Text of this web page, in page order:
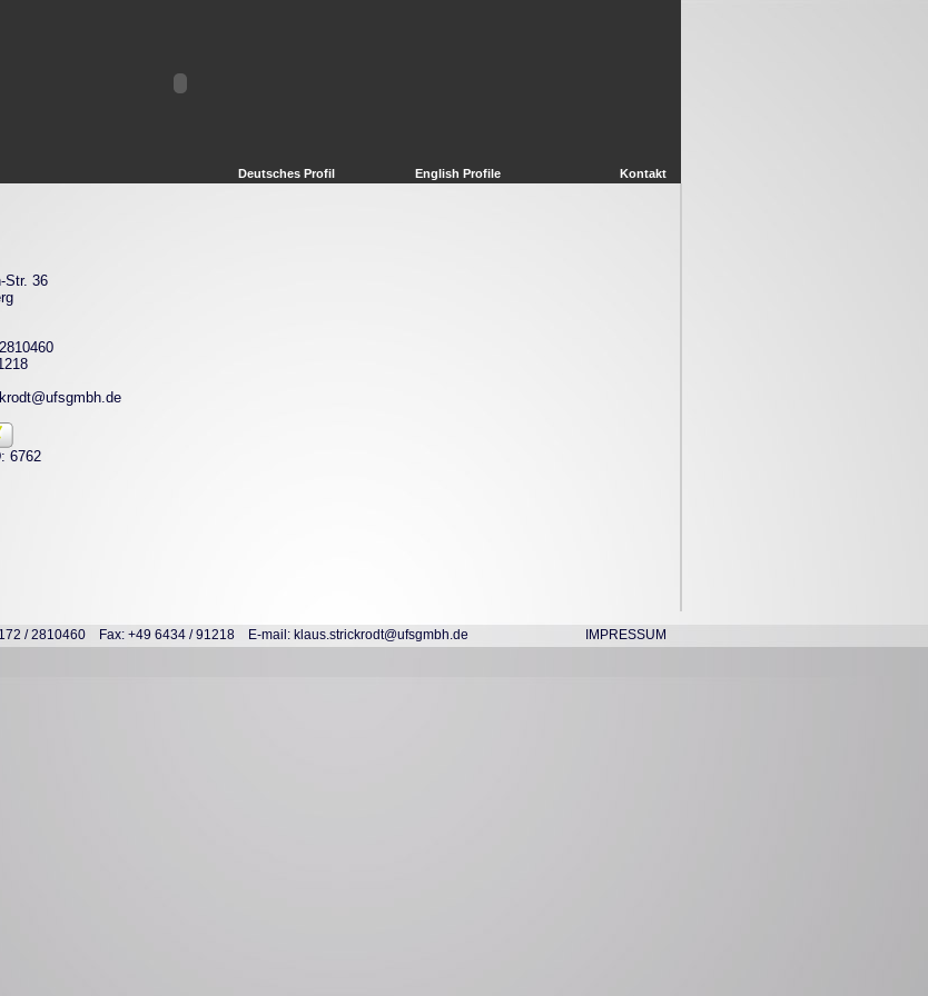
Deutsches Profil English Profile Kontakt
Str. 36
/ 2810460 Fax: +49 6434 / 91218 E-mail: klaus.strickrodt@ufsgmbh.de IMPRESSUM